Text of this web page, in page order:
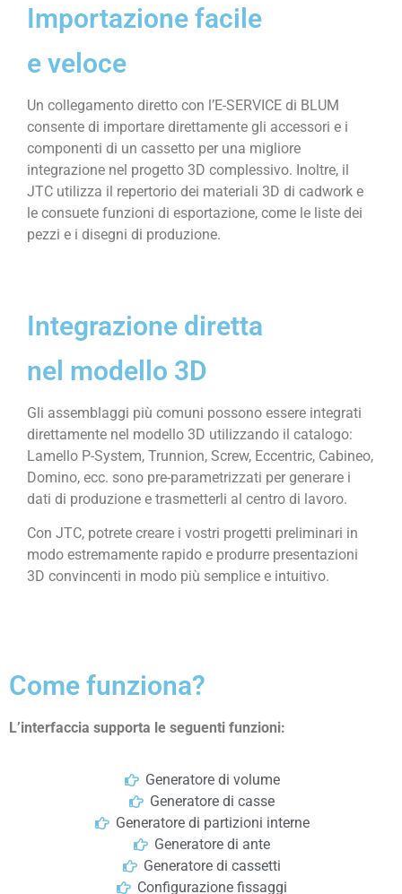
Importazione facile
e veloce
Un collegamento diretto con l’E-SERVICE di BLUM
consente di importare direttamente gli accessori e i
componenti di un cassetto per una migliore
integrazione nel progetto 3D complessivo. Inoltre, il
JTC utilizza il repertorio dei materiali 3D di cadwork e
le consuete funzioni di esportazione, come le liste dei
pezzi e i disegni di produzione.
Integrazione diretta
nel modello 3D
Gli assemblaggi più comuni possono essere integrati
direttamente nel modello 3D utilizzando il catalogo:
Lamello P-System, Trunnion, Screw, Eccentric, Cabineo,
Domino, ecc. sono pre-parametrizzati per generare i
dati di produzione e trasmetterli al centro di lavoro.
Con JTC, potrete creare i vostri progetti preliminari in
modo estremamente rapido e produrre presentazioni
3D convincenti in modo più semplice e intuitivo.
Come funziona?
L’interfaccia supporta le seguenti funzioni:
Generatore di volume
Generatore di casse
Generatore di partizioni interne
Generatore di ante
Generatore di cassetti
Configurazione fissaggi